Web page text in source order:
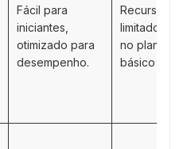
Fácil para
iniciantes,
otimizado para
desempenho.
Recursos
limitados
no plano
básico